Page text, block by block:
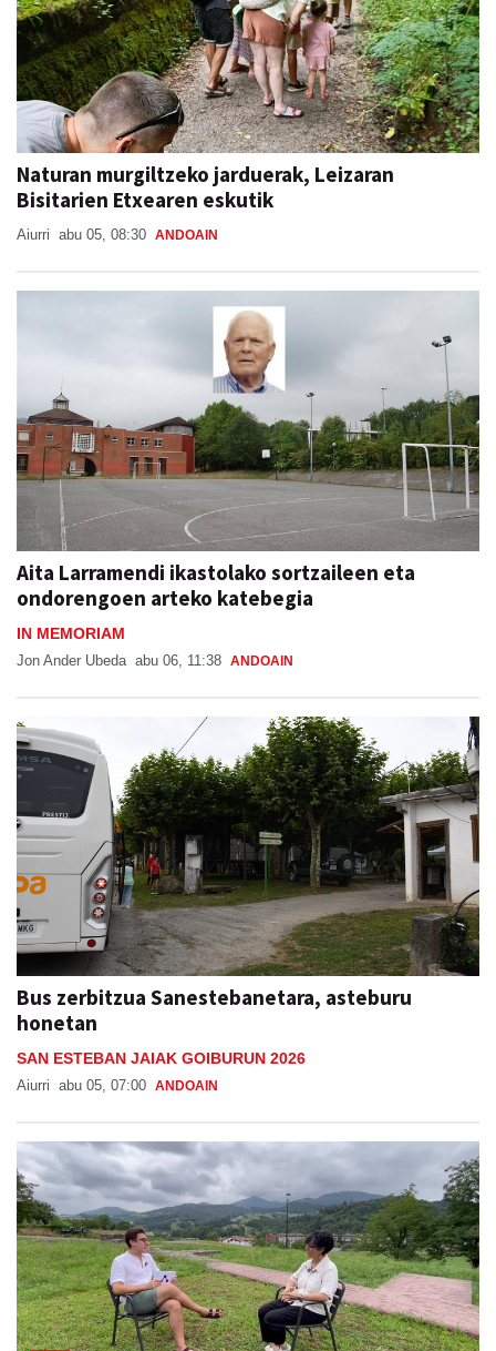
Naturan murgiltzeko jarduerak, Leizaran
Bisitarien Etxearen eskutik
Aiurri abu 05, 08:30 ANDOAIN
Aita Larramendi ikastolako sortzaileen eta
ondorengoen arteko katebegia
IN MEMORIAM
Jon Ander Ubeda abu 06, 11:38 ANDOAIN
Bus zerbitzua Sanestebanetara, asteburu
honetan
SAN ESTEBAN JAIAK GOIBURUN 2026
Aiurri abu 05, 07:00 ANDOAIN